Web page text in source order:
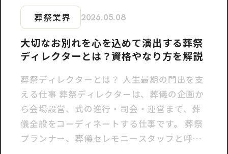
葬祭業界 2026.05.08
大切なお別れを心を込めて演出する葬祭
ディレクターとは？資格やなり方を解説
葬祭ディレクターとは？ 人生最期の門出を支
える仕事 葬祭ディレクターは、葬儀の企画か
ら会場設営、式の進行・司会・運営まで、葬
儀全般をコーディネートする仕事です。 葬祭
プランナー、葬儀セレモニースタッフと呼ば